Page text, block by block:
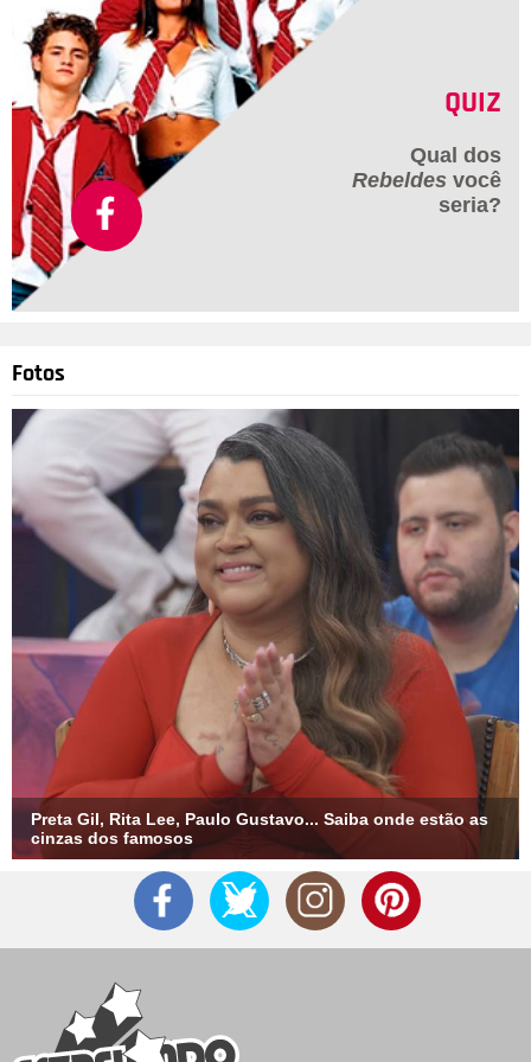
certo, eu só queria que você se retratasse. Eu desculpei,
quem perdoa é Deus. Antes disso, ele já havia se manifestado
nas redes sociais e esclarecido a polêmica: - Muitas vezes as
pessoas falam sem me conhecer e acabam me julgando, e
isso dói, porque a minha vida inteira foi dedicada ao amor, à
família e à paz.
Bárbara Evans usou as redes sociais para comentar uma
polêmica envolvendo a mãe, Monique Evans. Depois que a
matriarca concedeu entrevista para o Portal Leo Dias dizendo
ter sido bloqueada pela filha, Bárbara decidiu dar sua versão
da história. A influenciadora afirmou que as duas não se
falavam devido a uma discussão séria: Eu tinha dito que não
iria mais tocar nesse assunto. Mas devido à matéria que a
minha mãe falou ontem, quero só falar uma coisa: não foi uma
briga simples, acredito que ela não lembre direto dos áudios
que me mandou. Nunca esperei ouvir todas aquelas coisas de
uma mãe. Inclusive que para ela eu não existia mais, e que
era para eu sumir da vida dela. E foi isso que eu fiz. Foi uma
opção e escolha dela, não minha! Eu tenho todas as
conversas salvas. E posso garantir, que não foi nada bobo!
Hoje em dia elas resolveram a situação.
QUIZ
Qual dos
Rebeldes você
seria?
Fotos
Preta Gil, Rita Lee, Paulo Gustavo... Saiba onde estão as
cinzas dos famosos